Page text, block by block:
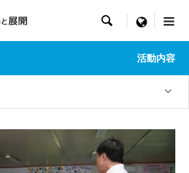
 menu
活動内容